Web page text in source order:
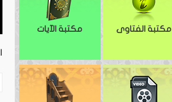
مكتبة الفتاوى مكتبة الآيات